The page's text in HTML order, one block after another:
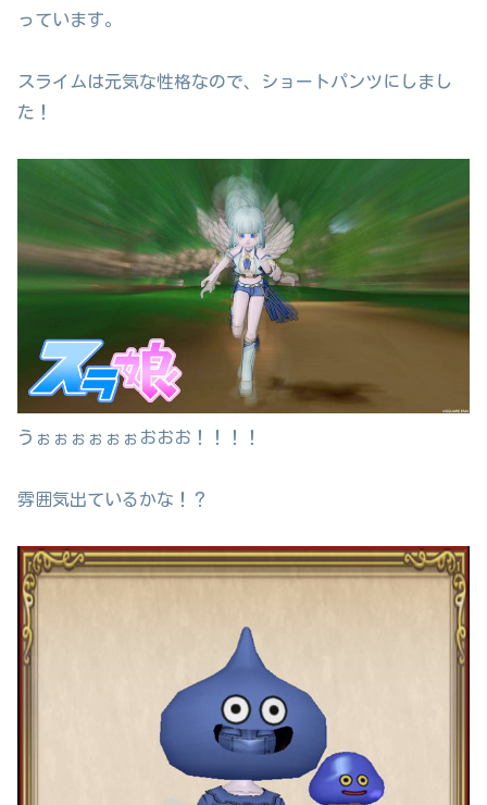
っています。
スライムは元気な性格なので、ショートパンツにしまし
た！
うぉぉぉぉぉぉおおお！！！！
雰囲気出ているかな！？